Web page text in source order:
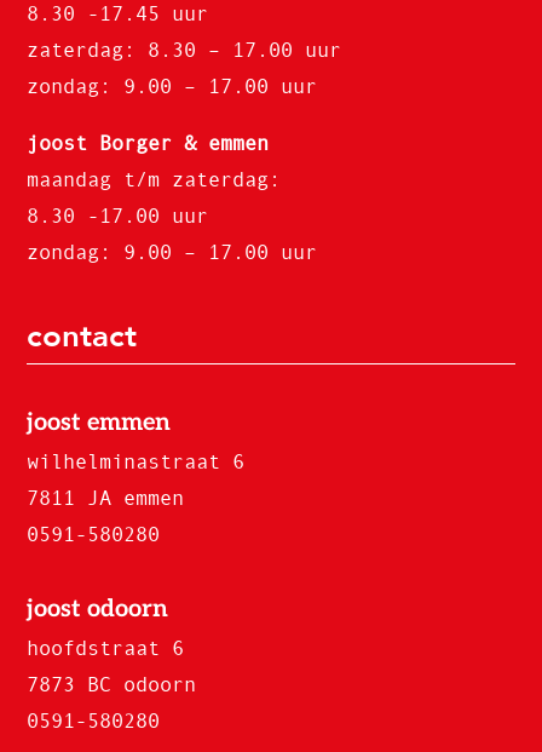
8.30 -17.45 uur
zaterdag: 8.30 – 17.00 uur
zondag: 9.00 – 17.00 uur
joost Borger & emmen
maandag t/m zaterdag:
8.30 -17.00 uur
zondag: 9.00 – 17.00 uur
contact
joost emmen
wilhelminastraat 6
7811 JA emmen
0591-580280
joost odoorn
hoofdstraat 6
7873 BC odoorn
0591-580280